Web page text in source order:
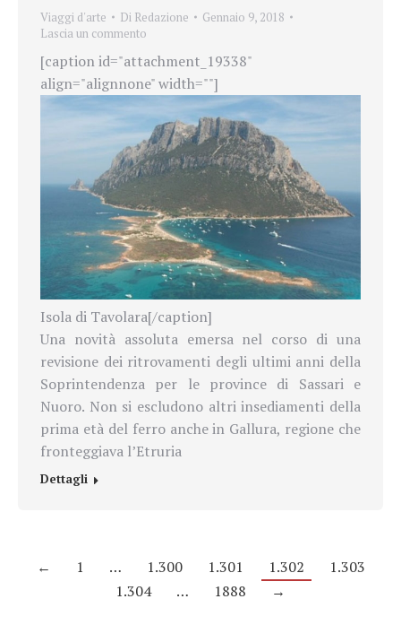
Viaggi d'arte Di Redazione
Gennaio 9, 2018
Lascia un commento
[caption id="attachment_19338"
align="alignnone" width=""]
Isola di Tavolara[/caption]
Una novità assoluta emersa nel corso di una
revisione dei ritrovamenti degli ultimi anni della
Soprintendenza per le province di Sassari e
Nuoro. Non si escludono altri insediamenti della
prima età del ferro anche in Gallura, regione che
fronteggiava l’Etruria
Dettagli
← 1 … 1.300 1.301 1.302
1.303
1.304
… 1888 →